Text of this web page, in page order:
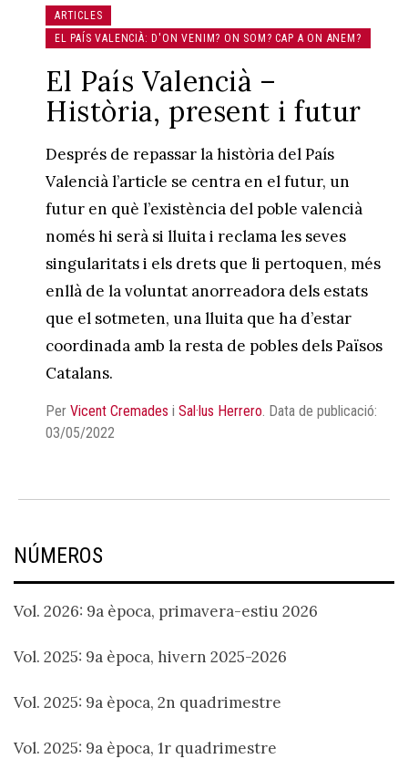
ARTICLES
EL PAÍS VALENCIÀ: D'ON VENIM? ON SOM? CAP A ON ANEM?
El País Valencià –
Història, present i futur
Després de repassar la història del País
Valencià l’article se centra en el futur, un
futur en què l’existència del poble valencià
només hi serà si lluita i reclama les seves
singularitats i els drets que li pertoquen, més
enllà de la voluntat anorreadora dels estats
que el sotmeten, una lluita que ha d’estar
coordinada amb la resta de pobles dels Països
Catalans.
Per Vicent Cremades i Sal·lus Herrero Data de publicació:
03/05/2022
NÚMEROS
Vol. 2026: 9a època, primavera-estiu 2026
Vol. 2025: 9a època, hivern 2025-2026
Vol. 2025: 9a època, 2n quadrimestre
Vol. 2025: 9a època, 1r quadrimestre